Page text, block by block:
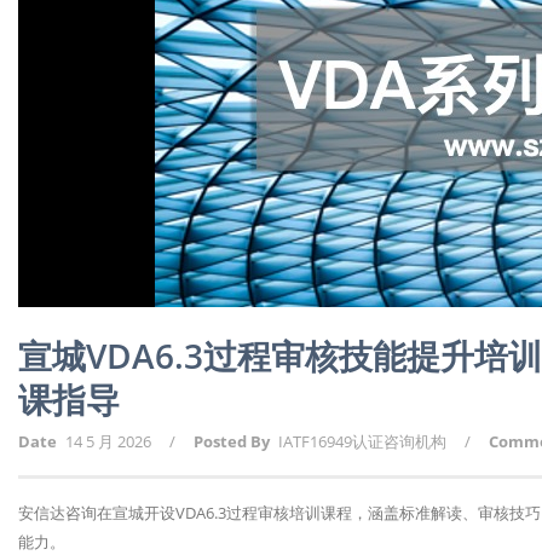
宣城VDA6.3过程审核技能提升培
课指导
Date 14 5 月 2026 / Posted By IATF16949认证咨询机构 /
安信达咨询在宣城开设VDA6.3过程审核培训课程，涵盖标准解读、审核
能力。